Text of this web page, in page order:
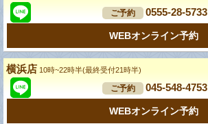
ご予約 0555-28-5733
WEBオンライン予約
横浜店 10時~22時半(最終受付21時半)
ご予約 045-548-4753
WEBオンライン予約